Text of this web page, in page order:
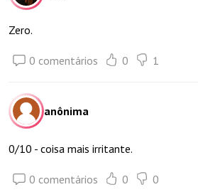
Zero.
0 comentários 0 1
anônima
0/10 - coisa mais irritante.
0 comentários 0 0